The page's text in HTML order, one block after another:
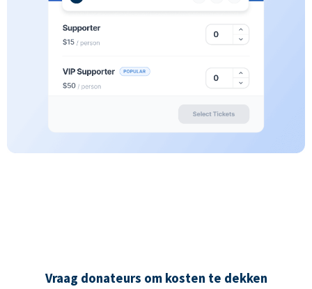
Vraag donateurs om kosten te dekken